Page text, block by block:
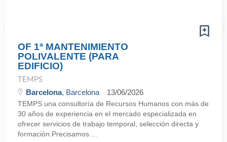
OF 1ª MANTENIMIENTO
POLIVALENTE (PARA
EDIFICIO)
TEMPS
Barcelona, Barcelona 13/06/2026
TEMPS una consultoría de Recursos Humanos con más de
30 años de experiencia en el mercado especializada en
ofrecer servicios de trabajo temporal, selección directa y
formación.Precisamos ...